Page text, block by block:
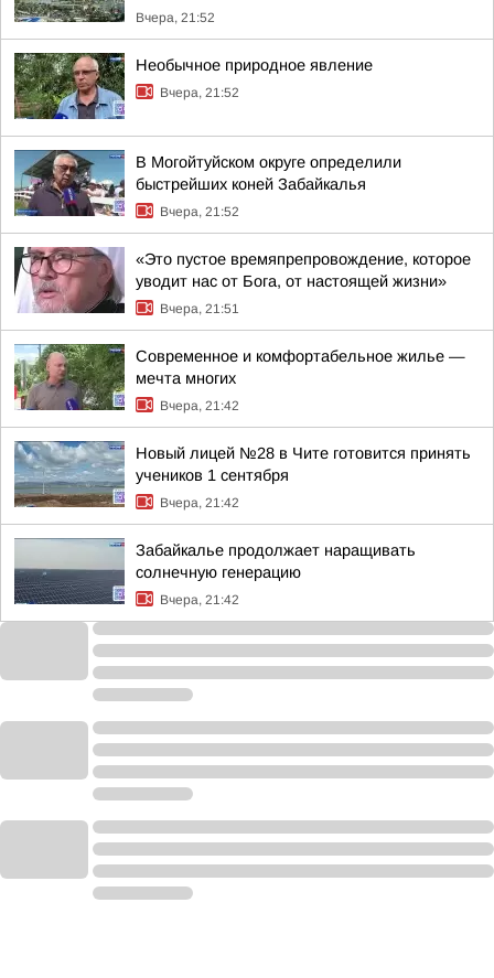
Вчера, 21:52
Необычное природное явление
Вчера, 21:52
В Могойтуйском округе определили
быстрейших коней Забайкалья
Вчера, 21:52
«Это пустое времяпрепровождение, которое
уводит нас от Бога, от настоящей жизни»
Вчера, 21:51
Современное и комфортабельное жилье —
мечта многих
Вчера, 21:42
Новый лицей №28 в Чите готовится принять
учеников 1 сентября
Вчера, 21:42
Забайкалье продолжает наращивать
солнечную генерацию
Вчера, 21:42